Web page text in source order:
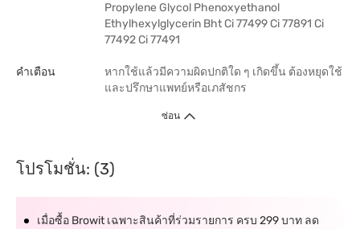
Propylene Glycol Phenoxyethanol
Ethylhexylglycerin Bht Ci 77499 Ci 77891 Ci
77492 Ci 77491
คำเตือน
หากใช้แล้วมีความผิดปกติใด ๆ เกิดขึ้น ต้องหยุดใช้
และปรึกษาแพทย์หรือเภสัชกร
ซ่อน
โปรโมชั่น: (3)
เมื่อซื้อ Browit เฉพาะสินค้าที่ร่วมรายการ ครบ 299 บาท ลด